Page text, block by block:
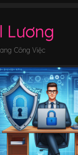
Lương
Công Việc